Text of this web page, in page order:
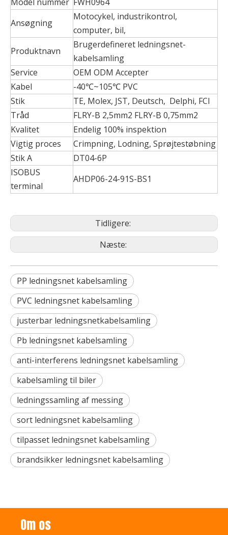
Ansøgning
Motocykel, industrikontrol,
computer, bil,
Produktnavn
Brugerdefineret ledningsnet-
kabelsamling
Service
OEM ODM Accepter
Kabel
-40℃~105℃ PVC
Stik
TE, Molex, JST, Deutsch, Delphi, FCI
Tråd
FLRY-B 2,5mm2 FLRY-B 0,75mm2
Kvalitet
Endelig 100% inspektion
Vigtig proces
Crimpning, Lodning, Sprøjtestøbning
Stik A
DT04-6P
ISOBUS
terminal
AHDP06-24-91S-BS1
Tidligere:
Næste:
PP ledningsnet kabelsamling
PVC ledningsnet kabelsamling
justerbar ledningsnetkabelsamling
Pb ledningsnet kabelsamling
anti-interferens ledningsnet kabelsamling
kabelsamling til biler
ledningssamling af messing
sort ledningsnet kabelsamling
tilpasset ledningsnet kabelsamling
brandsikker ledningsnet kabelsamling
Om os